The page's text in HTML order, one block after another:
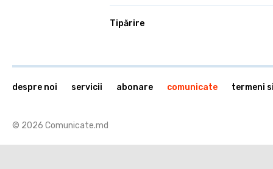
Tipărire
© 2026 Comunicate.md
despre noi servicii abonare comunicate termeni